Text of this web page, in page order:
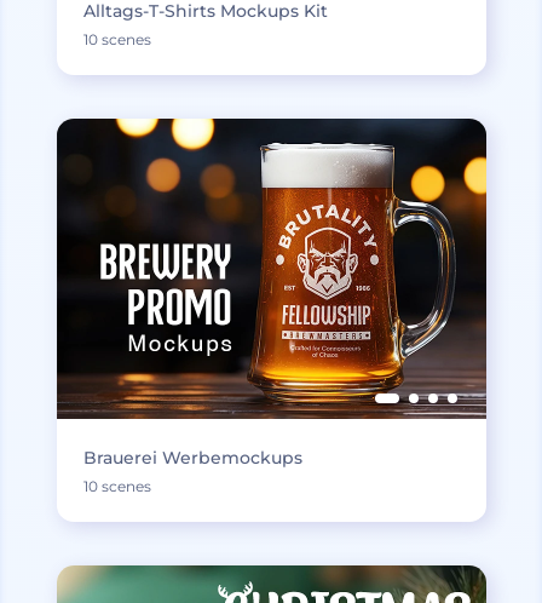
Alltags-T-Shirts Mockups Kit
10 scenes
Brauerei Werbemockups
10 scenes